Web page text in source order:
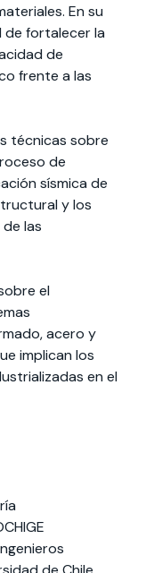
En su
de fortalecer la
de
frente a las
técnicas sobre
de
sísmica de
y los
las
el
acero y
implican los
en el